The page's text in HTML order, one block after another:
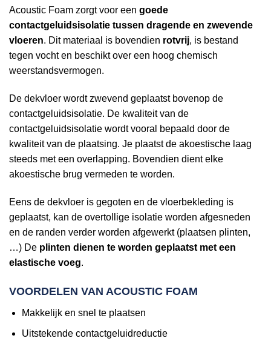
Acoustic Foam zorgt voor een goede
contactgeluidsisolatie tussen dragende en zwevende
vloeren. Dit materiaal is bovendien rotvrij, is bestand
tegen vocht en beschikt over een hoog chemisch
weerstandsvermogen.
De dekvloer wordt zwevend geplaatst bovenop de
contactgeluidsisolatie. De kwaliteit van de
contactgeluidsisolatie wordt vooral bepaald door de
kwaliteit van de plaatsing. Je plaatst de akoestische laag
steeds met een overlapping. Bovendien dient elke
akoestische brug vermeden te worden.
Eens de dekvloer is gegoten en de vloerbekleding is
geplaatst, kan de overtollige isolatie worden afgesneden
en de randen verder worden afgewerkt (plaatsen plinten,
…) De plinten dienen te worden geplaatst met een
elastische voeg.
VOORDELEN VAN ACOUSTIC FOAM
Makkelijk en snel te plaatsen
Uitstekende contactgeluidreductie